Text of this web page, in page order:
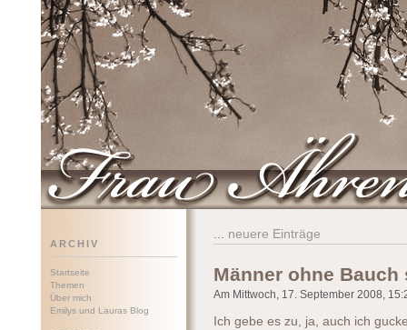
ARCHIV
Startseite
Themen
Über mich
Emilys und Lauras Blog
... neuere Einträge
Männer ohne
Am Mittwoch, 17. September 2008,
Ich gebe es zu, ja, auch ich